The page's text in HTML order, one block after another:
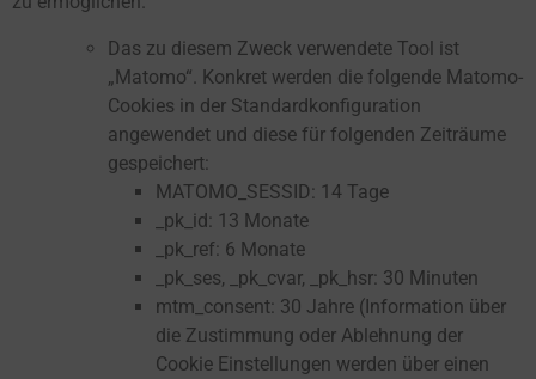
Das zu diesem Zweck verwendete Tool ist
„Matomo“. Konkret werden die folgende Matomo-
Cookies in der Standardkonfiguration
angewendet und diese für folgenden Zeiträume
gespeichert:
MATOMO_SESSID: 14 Tage
_pk_id: 13 Monate
_pk_ref: 6 Monate
_pk_ses, _pk_cvar, _pk_hsr: 30 Minuten
mtm_consent: 30 Jahre (Information über
die Zustimmung oder Ablehnung der
Cookie Einstellungen werden über einen